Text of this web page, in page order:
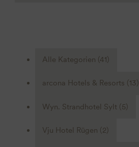
Alle Kategorien (41)
arcona Hotels & Resorts (13)
Wyn. Strandhotel Sylt (5)
Vju Hotel Rügen (2)